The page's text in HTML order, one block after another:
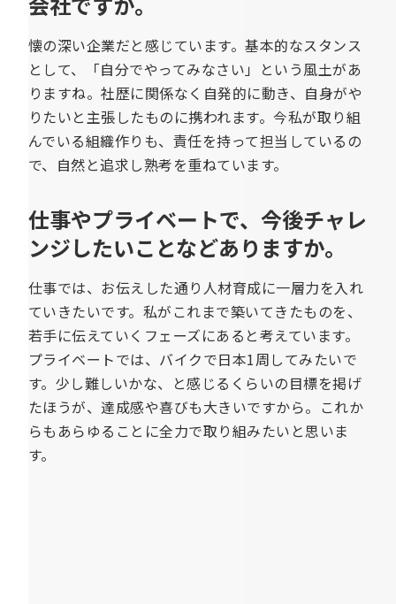
懐の深い企業だと感じています。基本的なスタンス
として、「自分でやってみなさい」という風土があ
りますね。社歴に関係なく自発的に動き、自身がや
りたいと主張したものに携われます。今私が取り組
んでいる組織作りも、責任を持って担当しているの
で、自然と追求し熟考を重ねています。
仕事やプライベートで、今後チャレ
ンジしたいことなどありますか。
仕事では、お伝えした通り人材育成に一層力を入れ
ていきたいです。私がこれまで築いてきたものを、
若手に伝えていくフェーズにあると考えています。
プライベートでは、バイクで日本1周してみたいで
す。少し難しいかな、と感じるくらいの目標を掲げ
たほうが、達成感や喜びも大きいですから。これか
らもあらゆることに全力で取り組みたいと思いま
す。